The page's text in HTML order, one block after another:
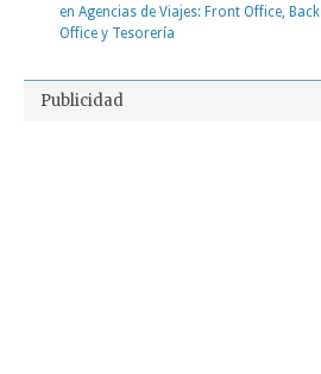
en Agencias de Viajes: Front Office, Back
Office y Tesorería
Publicidad